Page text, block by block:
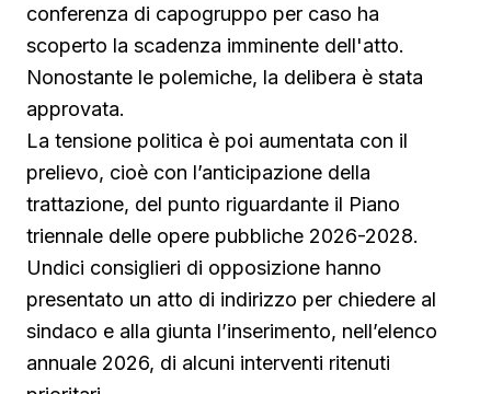
conferenza di capogruppo per caso ha
scoperto la scadenza imminente dell'atto.
Nonostante le polemiche, la delibera è stata
approvata.
La tensione politica è poi aumentata con il
prelievo, cioè con l’anticipazione della
trattazione, del punto riguardante il Piano
triennale delle opere pubbliche 2026-2028.
Undici consiglieri di opposizione hanno
presentato un atto di indirizzo per chiedere al
sindaco e alla giunta l’inserimento, nell’elenco
annuale 2026, di alcuni interventi ritenuti